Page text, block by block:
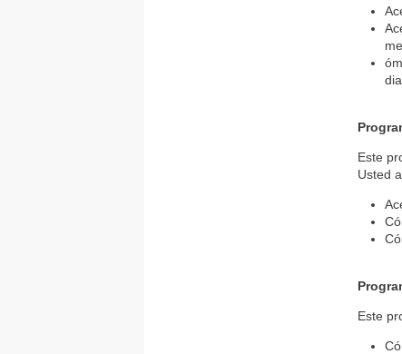
Este
Usted
Este